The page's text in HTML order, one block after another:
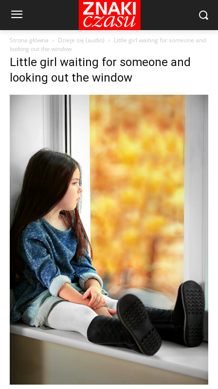
Strona główna Dzieje się (audio)
Little girl waiting for someone and
looking out the window
Little girl waiting for someone and
looking out the window